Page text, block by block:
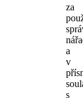
za
a
v
s